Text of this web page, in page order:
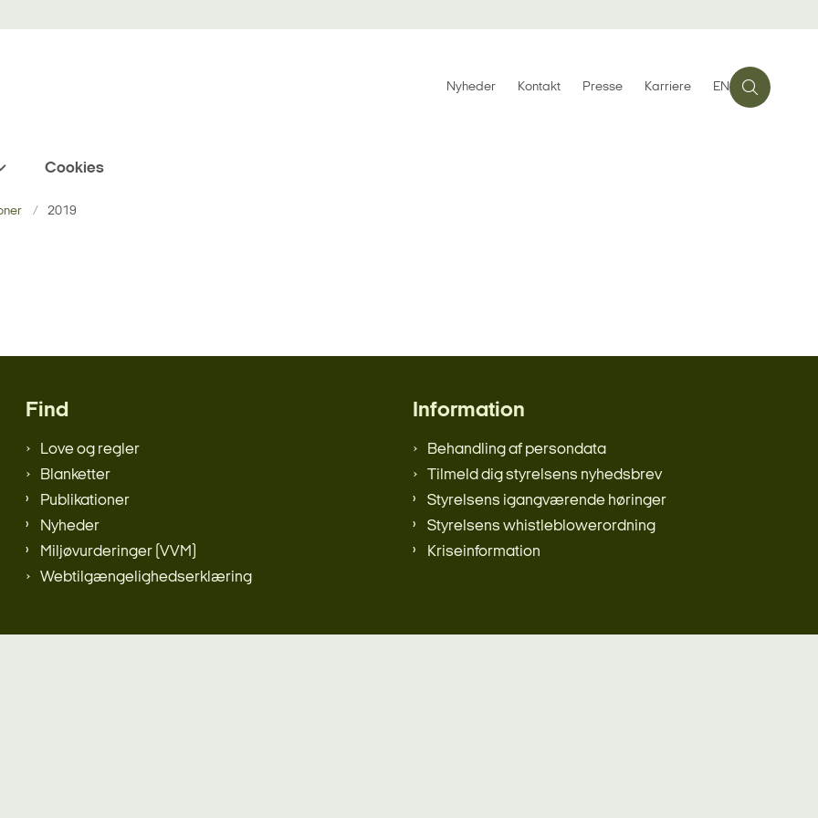
Nyheder Kontakt Presse Karriere EN
Cookies
2019
Find
Love og regler
Blanketter
Publikationer
Nyheder
Miljøvurderinger (VVM)
Webtilgængelighedserklæring
Information
Behandling af persondata
Tilmeld dig styrelsens nyhedsbrev
Styrelsens igangværende høringer
Styrelsens whistleblowerordning
Kriseinformation